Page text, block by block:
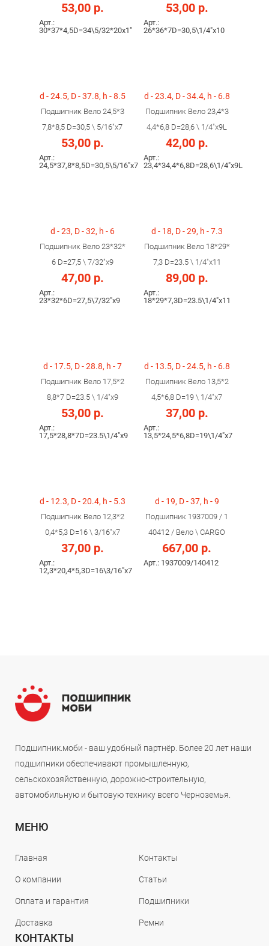
53,00 р.
Арт.:
30*37*4,5D=34\5/32*20x1"
53,00 р.
Арт.:
26*36*7D=30,5\1/4"x10
d - 24.5, D - 37.8, h - 8.5
Подшипник Вело 24,5*3
7,8*8,5 D=30,5 \ 5/16"х7
53,00 р.
Арт.:
24,5*37,8*8,5D=30,5\5/16"х7
d - 23.4, D - 34.4, h - 6.8
Подшипник Вело 23,4*3
4,4*6,8 D=28,6 \ 1/4"х9L
42,00 р.
Арт.:
23,4*34,4*6,8D=28,6\1/4"х9L
d - 23, D - 32, h - 6
Подшипник Вело 23*32*
6 D=27,5 \ 7/32"х9
47,00 р.
Арт.:
23*32*6D=27,5\7/32"х9
d - 18, D - 29, h - 7.3
Подшипник Вело 18*29*
7,3 D=23.5 \ 1/4"х11
89,00 р.
Арт.:
18*29*7,3D=23.5\1/4"х11
d - 17.5, D - 28.8, h - 7
Подшипник Вело 17,5*2
8,8*7 D=23.5 \ 1/4"х9
53,00 р.
Арт.:
17,5*28,8*7D=23.5\1/4"х9
d - 13.5, D - 24.5, h - 6.8
Подшипник Вело 13,5*2
4,5*6,8 D=19 \ 1/4"х7
37,00 р.
Арт.:
13,5*24,5*6,8D=19\1/4"х7
d - 12.3, D - 20.4, h - 5.3
Подшипник Вело 12,3*2
0,4*5,3 D=16 \ 3/16"х7
37,00 р.
Арт.:
12,3*20,4*5,3D=16\3/16"х7
d - 19, D - 37, h - 9
Подшипник 1937009 / 1
40412 / Вело \ CARGO
667,00 р.
Арт.: 1937009/140412
Подшипник.моби - ваш удобный партнёр. Более 20 лет наши
подшипники обеспечивают промышленную,
сельскохозяйственную, дорожно-строительную,
автомобильную и бытовую технику всего Черноземья.
МЕНЮ
Главная
О компании
Оплата и гарантия
Доставка
Контакты
Статьи
Подшипники
Ремни
КОНТАКТЫ